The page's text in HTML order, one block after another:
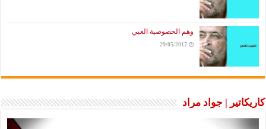
وهم الخصوصية الغبي
29/05/2017
كاريكاتير | جواد مراد